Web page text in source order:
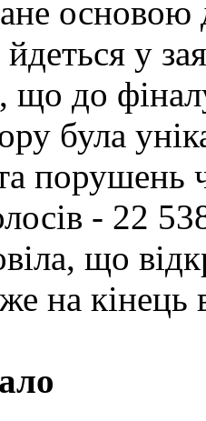
у
що до
була
та
- 22
що
на кінець